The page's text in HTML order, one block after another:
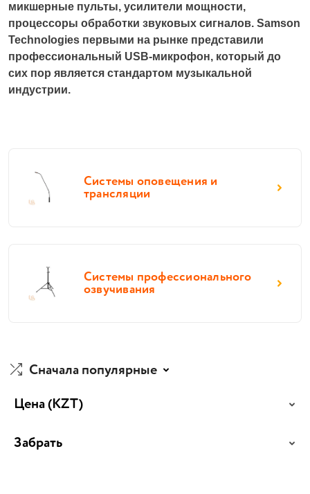
микшерные пульты, усилители мощности,
процессоры обработки звуковых сигналов. Samson
Technologies первыми на рынке представили
профессиональный USB-микрофон, который до
сих пор является стандартом музыкальной
индустрии.
Системы оповещения и
трансляции
Системы профессионального
озвучивания
Сначала популярные
Цена(KZT)
Забрать